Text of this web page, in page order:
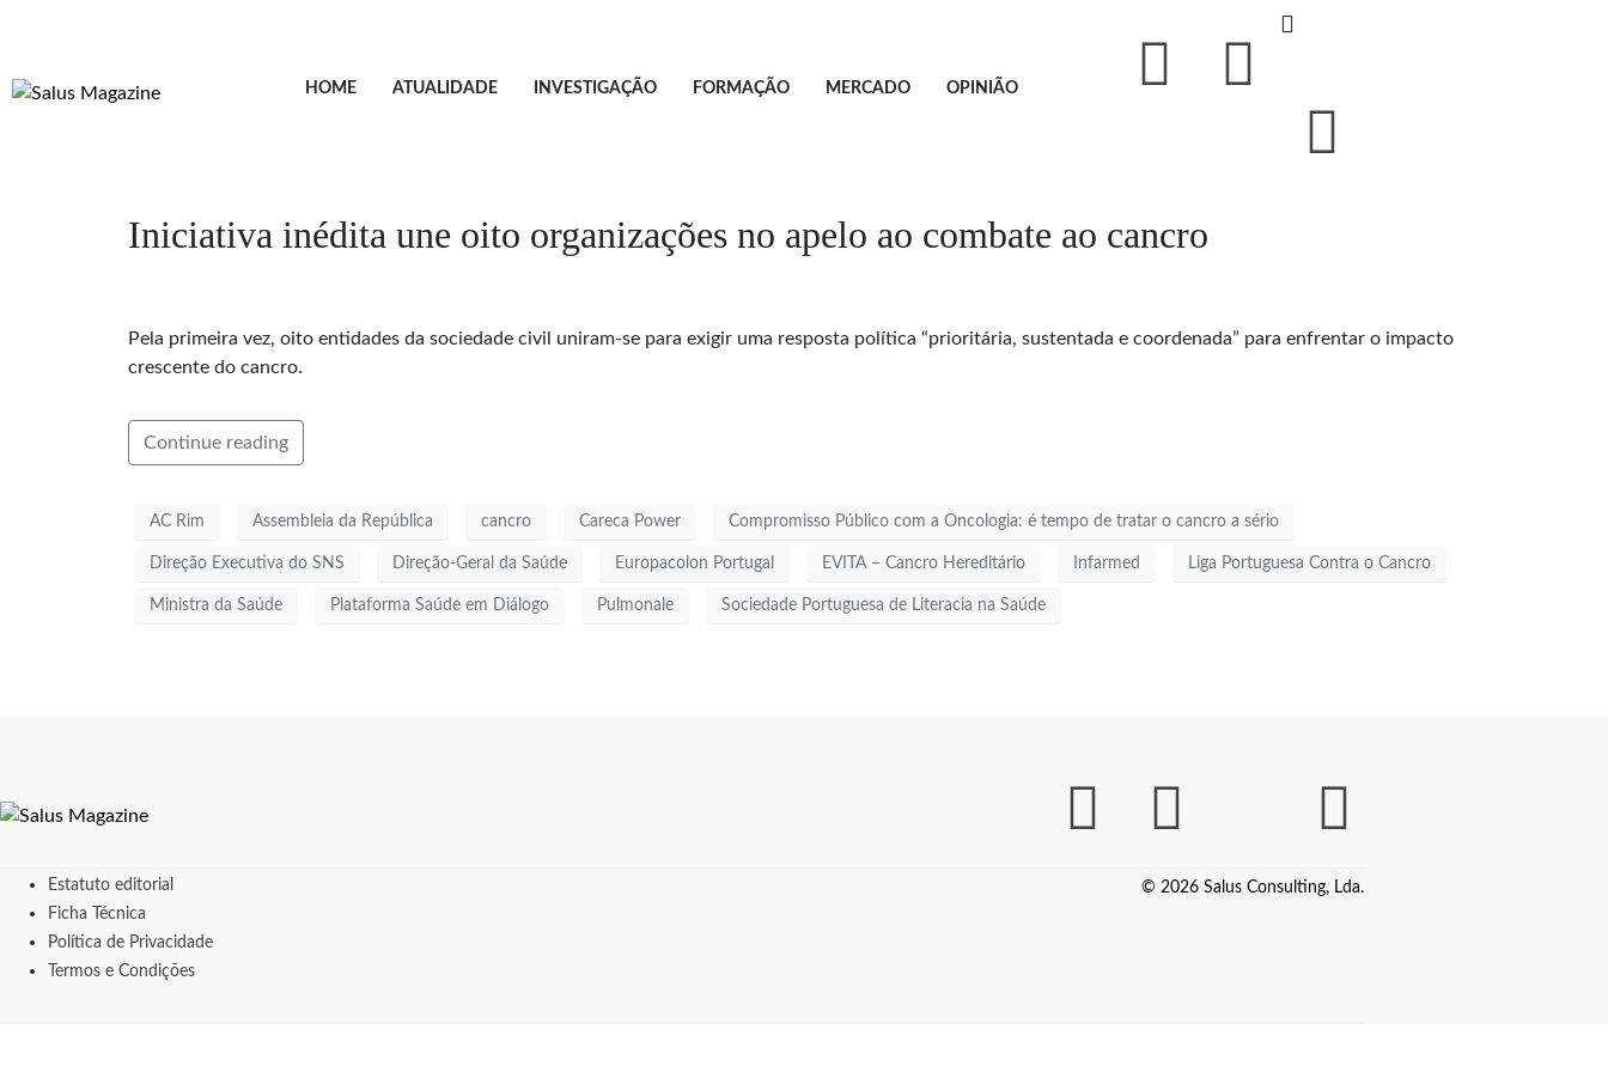
HOME ATUALIDADE INVESTIGAÇÃO FORMAÇÃO MERCADO OPINIÃO
Iniciativa inédita une oito organizações no apelo ao combate ao cancro
Pela primeira vez, oito entidades da sociedade civil uniram-se para exigir uma resposta política “prioritária, sustentada e coordenada” para enfrentar o impacto
crescente do cancro.
Continue reading
AC Rim Assembleia da República cancro Careca Power Compromisso Público com a Oncologia: é tempo de tratar o cancro a sério
Direção Executiva do SNS Direção-Geral da Saúde Europacolon Portugal EVITA – Cancro Hereditário Infarmed Liga Portuguesa Contra o Cancro
Ministra da Saúde Plataforma Saúde em Diálogo Pulmonale Sociedade Portuguesa de Literacia na Saúde
Estatuto editorial
Ficha Técnica
Política de Privacidade
Termos e Condições
© 2026 Salus Consulting, Lda.